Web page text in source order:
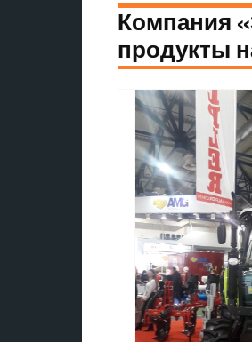
Компания
продукты